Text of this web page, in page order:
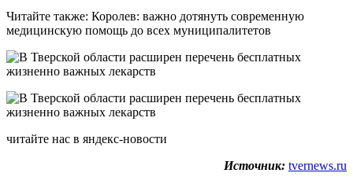
Читайте также: Королев: важно дотянуть современную
медицинскую помощь до всех муниципалитетов
читайте нас в яндекс-новости
Источник: tvernews.ru